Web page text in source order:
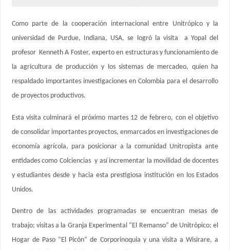
Como parte de la cooperación internacional entre Unitrópico y la
universidad de Purdue, Indiana, USA, se logró la visita a Yopal del
profesor Kenneth A Foster, experto en estructuras y funcionamiento de
la agricultura de producción y los sistemas de mercadeo, quien ha
respaldado importantes investigaciones en Colombia para el desarrollo
de proyectos productivos.
Esta visita culminará el próximo martes 12 de febrero, con el objetivo
de consolidar importantes proyectos, enmarcados en investigaciones de
economía agrícola, para posicionar a la comunidad Unitropista ante
entidades como Colciencias y así incrementar la movilidad de docentes
y estudiantes desde y hacia esta prestigiosa institución en los Estados
Unidos.
Dentro de las actividades programadas se encuentran mesas de
trabajo; visitas a la Granja Experimental “El Remanso” de Unitrópico; el
Hogar de Paso “El Picón” de Corporinoquia y una visita a Wisirare, a